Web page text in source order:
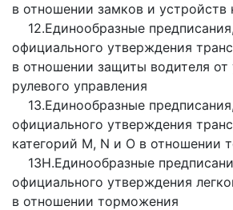
в отношении замков и устройств
12.Единообразные
официального утверждения
в отношении защиты водителя от
рулевого управления
13.Единообразные
официального утверждения
категорий М, N и О в отношении
13Н.Единообразные
официального утверждения
в отношении торможения